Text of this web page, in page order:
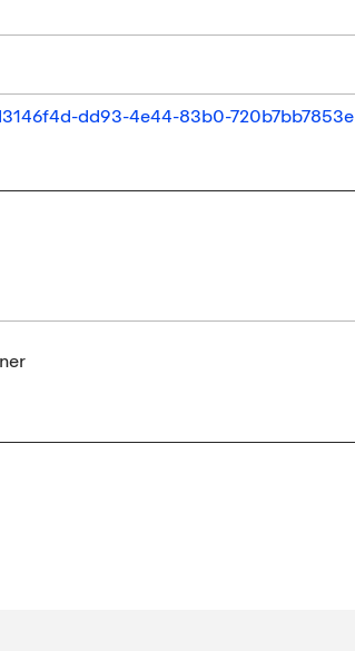
dd93-4e44-83b0-720b7bb7853e